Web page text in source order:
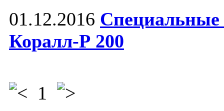
01.12.2016
Коралл-Р 200
1